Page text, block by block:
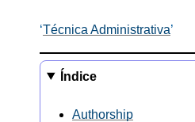
Técnica Administrativa
Índice
Authorship